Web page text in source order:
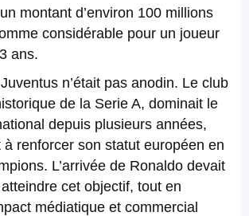
montant d’environ 100 millions
considérable pour un joueur
ans.
n’était pas anodin. Le club
de la Serie A, dominait le
depuis plusieurs années,
à renforcer son statut européen en
L’arrivée de Ronaldo devait
cet objectif, tout en
médiatique et commercial